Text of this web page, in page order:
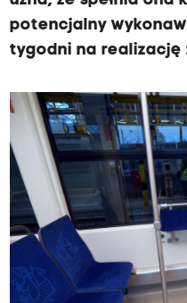
potencjalny
tygodni na realizację